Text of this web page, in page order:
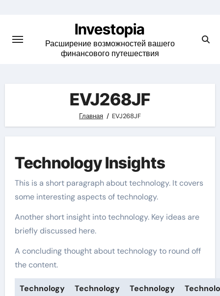
content
Investopia
Расширение возможностей вашего
финансового путешествия
EVJ268JF
Главная EVJ268JF
Technology Insights
This is a short paragraph about technology. It covers
some interesting aspects of technology.
Another short insight into technology. Key ideas are
briefly discussed here.
A concluding thought about technology to round off
the content.
Technology
Technology
Technology